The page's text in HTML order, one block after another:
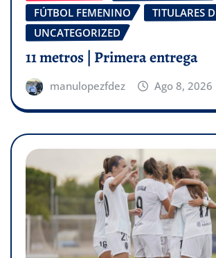
FÚTBOL FEMENINO
TITULARES
UNCATEGORIZED
11 metros | Primera entrega
manulopezfdez Ago 8, 2026